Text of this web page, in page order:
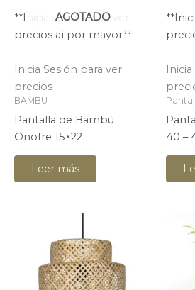
AGOTADO
**Inicia sesión para ver
precios al por mayor**
Inicia Sesión para ver
precios
BAMBU
Pantalla de Bambú
Onofre 15×22
Leer más
40 –